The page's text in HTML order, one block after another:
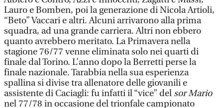
Lauro e Bomben, poi la generazione di Nicola Artioli,
“Beto” Vaccari e altri. Alcuni arrivarono alla prima
squadra, ad una grande carriera. Altri non ebbero
quanto avrebbero meritato. La Primavera nella
stagione 76/77 venne eliminata solo nei quarti di
finale dal Torino. L’anno dopo la Berretti perse la
finale nazionale. Tarabbia nella sua esperienza
spallina si divise tra allenatore delle giovanili e
assistente di Caciagli: fu infatti il “vice” del sor Mario
nel 77/78 in occasione del trionfale campionato